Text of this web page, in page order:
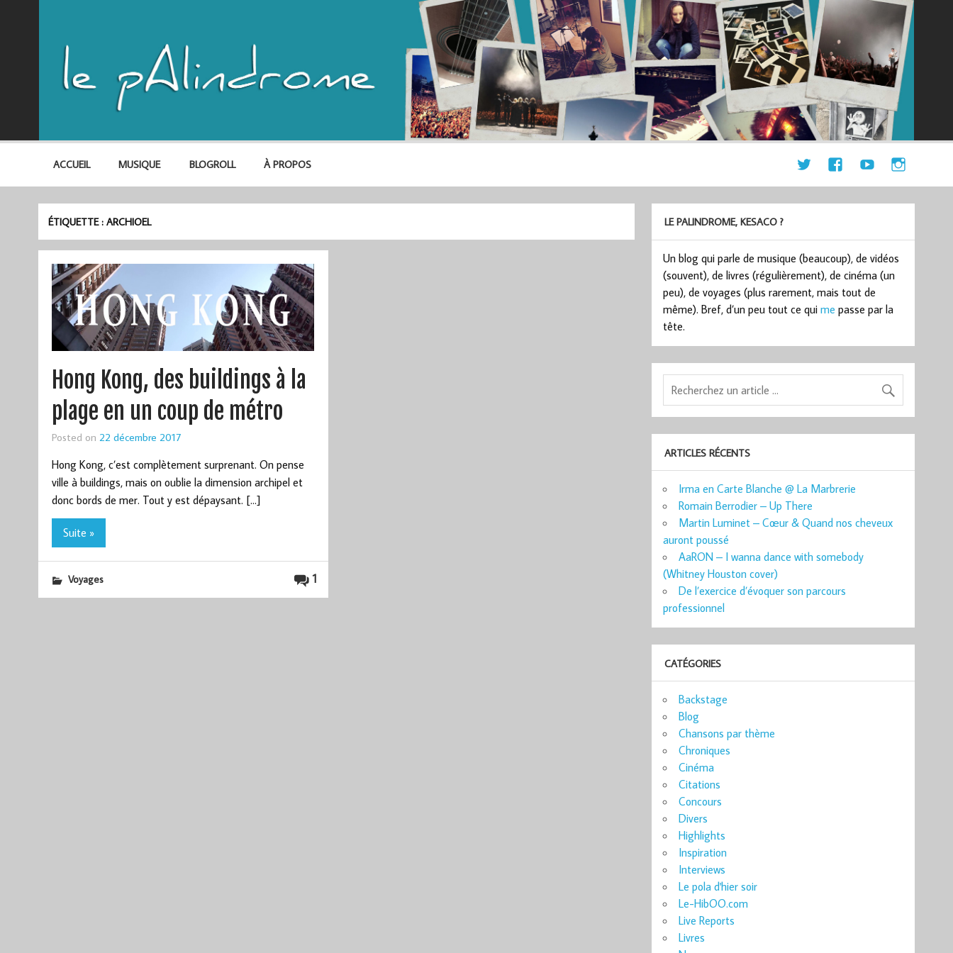
ACCUEIL MUSIQUE BLOGROLL À PROPOS
ÉTIQUETTE :ARCHIOEL
Hong Kong, des buildings à la
plage en un coup de métro
Posted on 22 décembre 2017
Hong Kong, c’est complètement surprenant. On pense
ville à buildings, mais on oublie la dimension archipel et
donc bords de mer. Tout y est dépaysant. […]
Suite »
1
Voyages
LE PALINDROME, KESACO ?
Un blog qui parle de musique (beaucoup), de vidéos
(souvent), de livres (régulièrement), de cinéma (un
peu), de voyages (plus rarement, mais tout de
même). Bref, d’un peu tout ce quime passe par la
tête.
ARTICLES RÉCENTS
Irma en Carte Blanche @ La Marbrerie
Romain Berrodier – Up There
Martin Luminet – Cœur & Quand nos cheveux
auront poussé
AaRON – I wanna dance with somebody
(Whitney Houston cover)
De l’exercice d’évoquer son parcours
professionnel
CATÉGORIES
Backstage
Blog
Chansons par thème
Chroniques
Cinéma
Citations
Concours
Divers
Highlights
Inspiration
Interviews
Le pola d'hier soir
Le-HibOO.com
Live Reports
Livres